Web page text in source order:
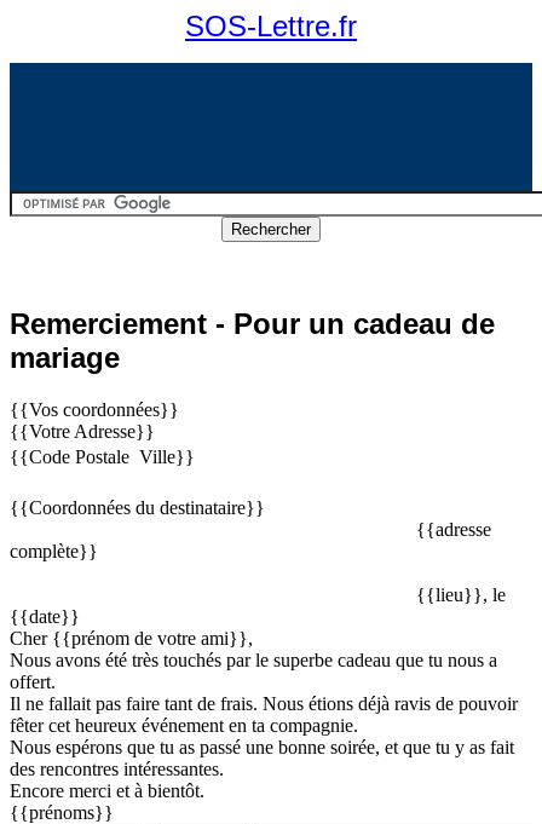
SOS-Lettre.fr
Remerciement - Pour un cadeau de
mariage
{{Vos coordonnées}}
{{Votre Adresse}}
{{Code Postale  Ville}}
{{Coordonnées du destinataire}}
{{adresse
complète}}
{{lieu}}, le
{{date}}
Cher {{prénom de votre ami}},
Nous avons été très touchés par le superbe cadeau que tu nous a
offert.
Il ne fallait pas faire tant de frais. Nous étions déjà ravis de pouvoir
fêter cet heureux événement en ta compagnie.
Nous espérons que tu as passé une bonne soirée, et que tu y as fait
des rencontres intéressantes.
Encore merci et à bientôt.
{{prénoms}}